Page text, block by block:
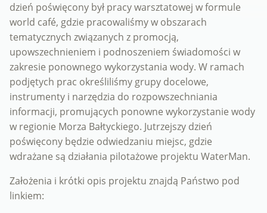
dzień poświęcony był pracy warsztatowej w formule
world café, gdzie pracowaliśmy w obszarach
tematycznych związanych z promocją,
upowszechnieniem i podnoszeniem świadomości w
zakresie ponownego wykorzystania wody. W ramach
podjętych prac określiliśmy grupy docelowe,
instrumenty i narzędzia do rozpowszechniania
informacji, promujących ponowne wykorzystanie wody
w regionie Morza Bałtyckiego. Jutrzejszy dzień
poświęcony będzie odwiedzaniu miejsc, gdzie
wdrażane są działania pilotażowe projektu WaterMan.
Założenia i krótki opis projektu znajdą Państwo pod
linkiem: